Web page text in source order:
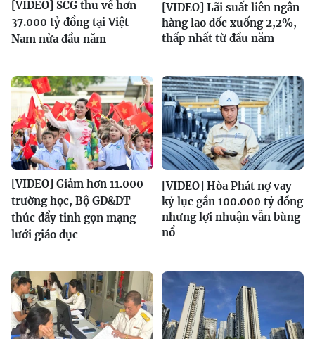
[VIDEO] SCG thu về hơn
37.000 tỷ đồng tại Việt
Nam nửa đầu năm
[VIDEO] Lãi suất liên ngân
hàng lao dốc xuống 2,2%,
thấp nhất từ đầu năm
[VIDEO] Giảm hơn 11.000
trường học, Bộ GD&ĐT
thúc đẩy tinh gọn mạng
lưới giáo dục
[VIDEO] Hòa Phát nợ vay
kỷ lục gần 100.000 tỷ đồng
nhưng lợi nhuận vẫn bùng
nổ